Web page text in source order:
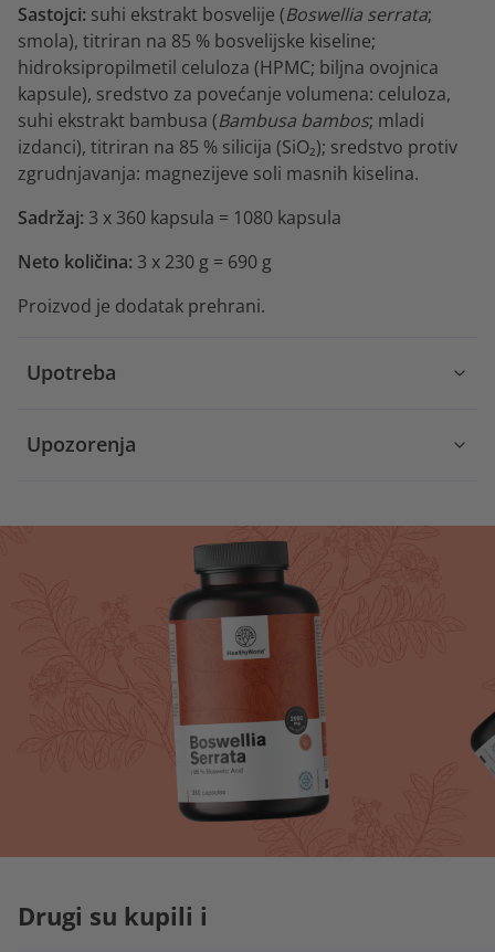
Sastojci: suhi ekstrakt bosvelije (Boswellia serrata;
smola), titriran na 85 % bosvelijske kiseline;
hidroksipropilmetil celuloza (HPMC; biljna ovojnica
kapsule), sredstvo za povećanje volumena: celuloza,
suhi ekstrakt bambusa (Bambusa bambos; mladi
izdanci), titriran na 85 % silicija (SiO₂); sredstvo protiv
zgrudnjavanja: magnezijeve soli masnih kiselina.
Sadržaj: 3 x 360 kapsula = 1080 kapsula
Neto količina: 3 x 230 g = 690 g
Proizvod je dodatak prehrani.
Upotreba
Upozorenja
Drugi su kupili i